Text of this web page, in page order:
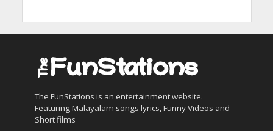
The FunStations is an entertainment website.
Featuring Malayalam songs lyrics, Funny Videos and
Short films